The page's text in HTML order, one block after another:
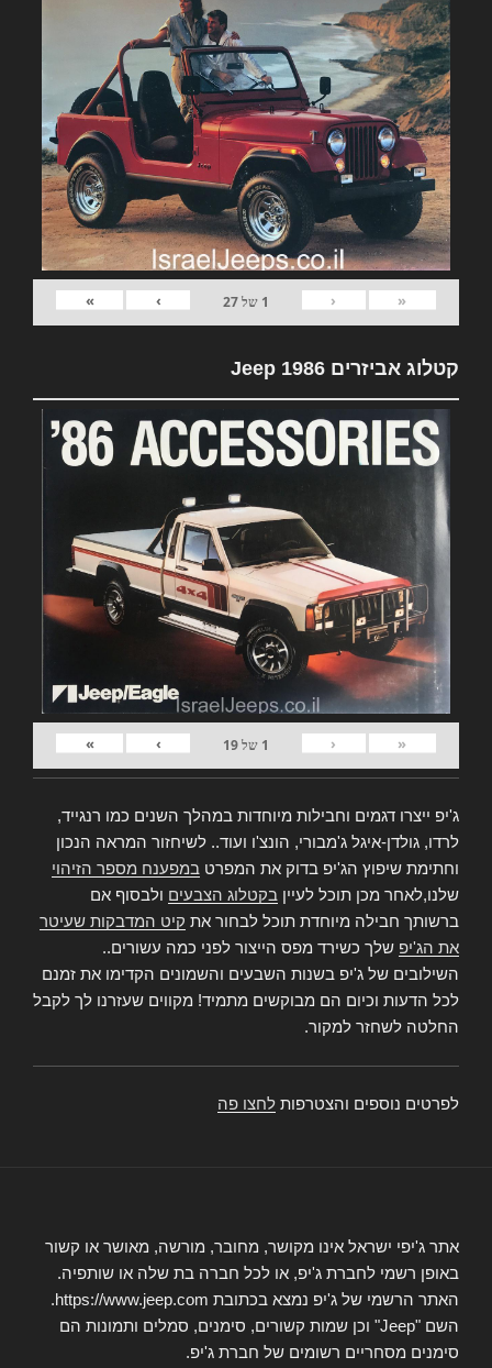
«
‹
1 של27
›
»
קטלוג אביזרים Jeep 1986
«
‹
1 של19
›
»
ג'יפ ייצרו דגמים וחבילות מיוחדות במהלך השנים כמו רנגייד,
לרדו, גולדן-איגל ג'מבורי, הונצ'ו ועוד.. לשיחזור המראה הנכון
וחתימת שיפוץ הג'יפ בדוק את המפרט במפענח מספר הזיהוי
שלנו,לאחר מכן תוכל לעיין בקטלוג הצבעים ולבסוף אם
ברשותך חבילה מיוחדת תוכל לבחור את קיט המדבקות שעיטר
את הג'יפ שלך כשירד מפס הייצור לפני כמה עשורים..
השילובים של ג'יפ בשנות השבעים והשמונים הקדימו את זמנם
לכל הדעות וכיום הם מבוקשים מתמיד! מקווים שעזרנו לך לקבל
החלטה לשחזר למקור.
לפרטים נוספים והצטרפות לחצו פה
אתר ג'יפי ישראל אינו מקושר, מחובר, מורשה, מאושר או קשור
באופן רשמי לחברת ג'יפ, או לכל חברה בת שלה או שותפיה.
האתר הרשמי של ג'יפ נמצא בכתובת https://www.jeep.com.
השם "Jeep" וכן שמות קשורים, סימנים, סמלים ותמונות הם
סימנים מסחריים רשומים של חברת ג'יפ.